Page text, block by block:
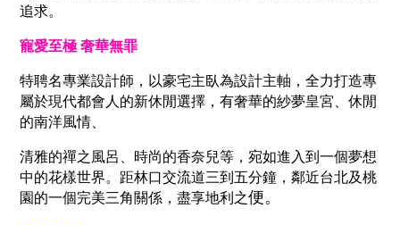
追求。
寵愛至極 奢華無罪
特聘名專業設計師，以豪宅主臥為設計主軸，全力打造專
屬於現代都會人的新休閒選擇，有奢華的紗夢皇宮、休閒
的南洋風情、
清雅的禪之風呂、時尚的香奈兒等，宛如進入到一個夢想
中的花樣世界。距林口交流道三到五分鐘，鄰近台北及桃
園的一個完美三角關係，盡享地利之便。